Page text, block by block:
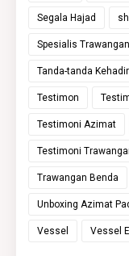
Segala Hajad
Spesialis Trawangan
Tanda-tanda
Testimon
Testimoni Azimat
Testimoni
Trawangan Benda
Unboxing Azimat
Vessel Vessel